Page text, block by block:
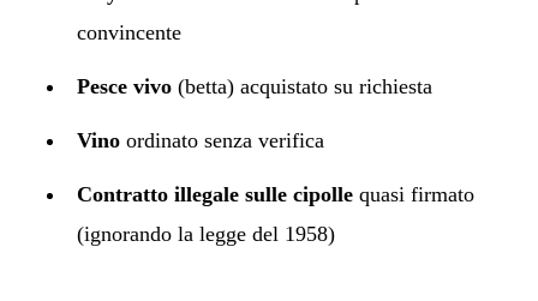
convincente
Pesce vivo (betta) acquistato su richiesta
Vino ordinato senza verifica
Contratto illegale sulle cipolle quasi firmato
(ignorando la legge del 1958)